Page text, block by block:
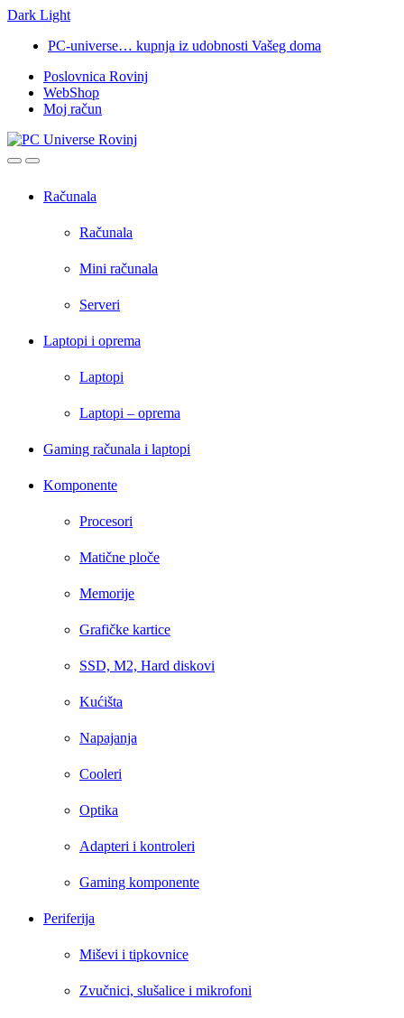
Dark Light
navigation
content
PC-universe… kupnja iz udobnosti Vašeg doma
Poslovnica Rovinj
WebShop
Moj račun
OpenClose
Računala
Računala
Mini računala
Serveri
Laptopi i oprema
Laptopi
Laptopi – oprema
Gaming računala i laptopi
Komponente
Procesori
Matične ploče
Memorije
Grafičke kartice
SSD, M2, Hard diskovi
Kućišta
Napajanja
Cooleri
Optika
Adapteri i kontroleri
Gaming komponente
Periferija
Miševi i tipkovnice
Zvučnici, slušalice i mikrofoni